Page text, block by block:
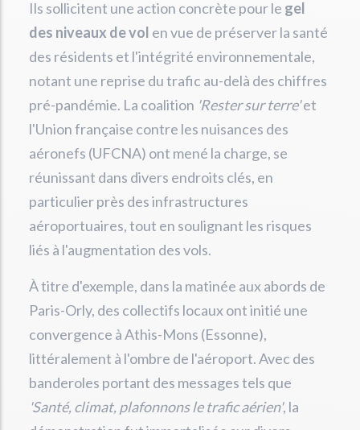
Ils sollicitent une action concrète pour le gel
des niveaux de vol en vue de préserver la santé
des résidents et l'intégrité environnementale,
notant une reprise du trafic au-delà des chiffres
pré-pandémie. La coalition 'Rester sur terre'et
l'Union française contre les nuisances des
aéronefs (UFCNA) ont mené la charge, se
réunissant dans divers endroits clés, en
particulier près des infrastructures
aéroportuaires, tout en soulignant les risques
liés à l'augmentation des vols.
À titre d'exemple, dans la matinée aux abords de
Paris-Orly, des collectifs locaux ont initié une
convergence à Athis-Mons (Essonne),
littéralement à l'ombre de l'aéroport. Avec des
banderoles portant des messages tels que
'Santé, climat, plafonnons le trafic aérien', la